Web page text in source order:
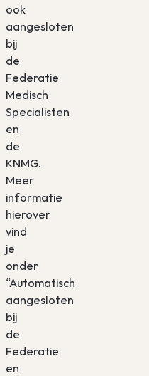
ook
aangesloten
bij
de
Federatie
Medisch
Specialisten
en
de
KNMG.
Meer
informatie
hierover
vind
je
onder
“Automatisch
aangesloten
bij
de
Federatie
en